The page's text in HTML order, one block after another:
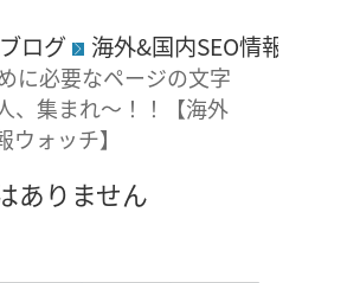
ログ 海外&国内SEO情報ウォ
に必要なページの文字
、集まれ～！！【海外
ウォッチ】
ありません